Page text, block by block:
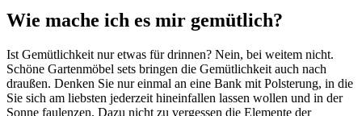
Wie mache ich es mir gemütlich?
Ist Gemütlichkeit nur etwas für drinnen? Nein, bei weitem nicht.
Schöne Gartenmöbel sets bringen die Gemütlichkeit auch nach
draußen. Denken Sie nur einmal an eine Bank mit Polsterung, in die
Sie sich am liebsten jederzeit hineinfallen lassen wollen und in der
Sonne faulenzen. Dazu nicht zu vergessen die Elemente der